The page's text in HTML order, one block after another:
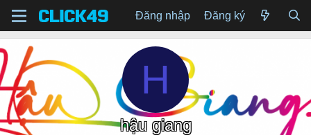
Đăng nhập Đăng ký
H
hậu giang